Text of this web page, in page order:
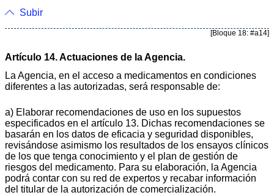
Subir
[Bloque 18: #a14]
Artículo 14. Actuaciones de la Agencia.
La Agencia, en el acceso a medicamentos en condiciones
diferentes a las autorizadas, será responsable de:
a) Elaborar recomendaciones de uso en los supuestos
especificados en el artículo 13. Dichas recomendaciones se
basarán en los datos de eficacia y seguridad disponibles,
revisándose asimismo los resultados de los ensayos clínicos
de los que tenga conocimiento y el plan de gestión de
riesgos del medicamento. Para su elaboración, la Agencia
podrá contar con su red de expertos y recabar información
del titular de la autorización de comercialización.